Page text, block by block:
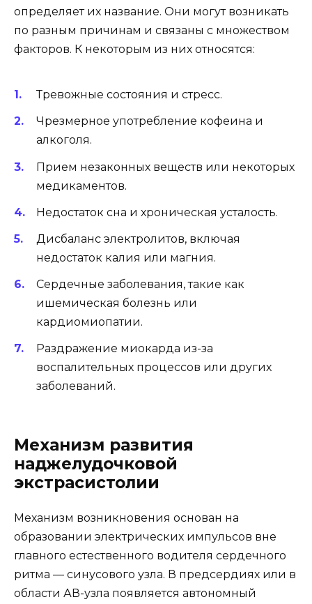
определяет их название. Они могут возникать
по разным причинам и связаны с множеством
факторов. К некоторым из них относятся:
Тревожные состояния и стресс.
Чрезмерное употребление кофеина и
алкоголя.
Прием незаконных веществ или некоторых
медикаментов.
Недостаток сна и хроническая усталость.
Дисбаланс электролитов, включая
недостаток калия или магния.
Сердечные заболевания, такие как
ишемическая болезнь или
кардиомиопатии.
Раздражение миокарда из-за
воспалительных процессов или других
заболеваний.
Механизм развития
наджелудочковой
экстрасистолии
Механизм возникновения основан на
образовании электрических импульсов вне
главного естественного водителя сердечного
ритма — синусового узла. В предсердиях или в
области АВ-узла появляется автономный